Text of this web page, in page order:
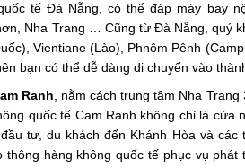
tế Đà Nẵng, có thể đáp máy bay
Nha Trang … Cũng từ Đà Nẵng, quý
Vientiane (Lào), Phnôm Pênh
bạn có thể dễ dàng di chuyển vào
Ranh , nằm cách trung tâm Nha
quốc tế Cam Ranh không chỉ là cửa
tư, du khách đến Khánh Hòa và các
thông hàng không quốc tế phục vụ